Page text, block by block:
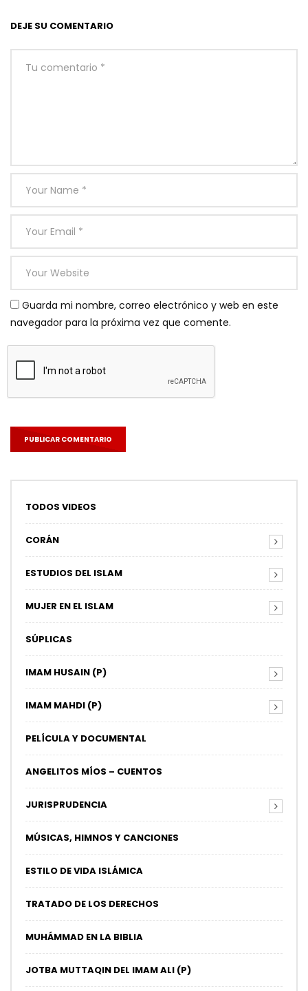
DEJE SU COMENTARIO
Guarda mi nombre, correo electrónico y web en este
navegador para la próxima vez que comente.
TODOS VIDEOS
CORÁN
ESTUDIOS DEL ISLAM
MUJER EN EL ISLAM
SÚPLICAS
IMAM HUSAIN (P)
IMAM MAHDI (P)
PELÍCULA Y DOCUMENTAL
ANGELITOS MÍOS – CUENTOS
JURISPRUDENCIA
MÚSICAS, HIMNOS Y CANCIONES
ESTILO DE VIDA ISLÁMICA
TRATADO DE LOS DERECHOS
MUHÁMMAD EN LA BIBLIA
JOTBA MUTTAQIN DEL IMAM ALI (P)